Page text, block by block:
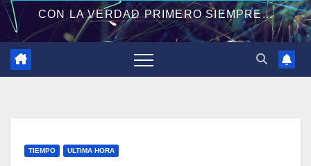
CON LA VERDAD PRIMERO SIEMPRE...
TIEMPO ULTIMA HORA